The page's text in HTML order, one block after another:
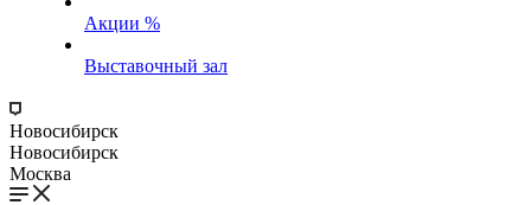
Акции %
Выставочный зал
Новосибирск
Новосибирск
Москва